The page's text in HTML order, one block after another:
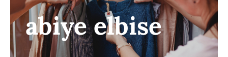
Mağaza
Yeni Ürünler
abiye elbise